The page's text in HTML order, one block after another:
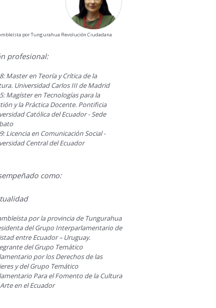
por Tungurahua Revolución Ciudadana
profesional:
Master en Teoría y Crítica de la
Universidad Carlos III de Madrid
Magíster en Tecnologías para la
y la Práctica Docente. Pontificia
Católica del Ecuador - Sede
Licencia en Comunicación Social -
Central del Ecuador
como:
por la provincia de Tungurahua
del Grupo Interparlamentario de
entre Ecuador – Uruguay.
del Grupo Temático
por los Derechos de las
y del Grupo Temático
Para el Fomento de la Cultura
en el Ecuador